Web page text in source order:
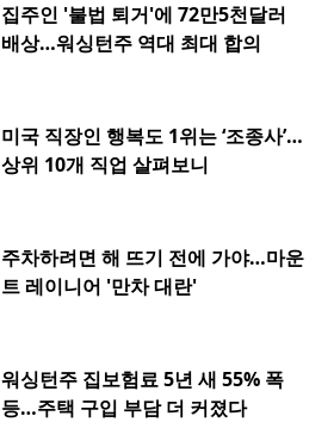
집주인 '불법 퇴거'에 72만5천달러
배상…워싱턴주 역대 최대 합의
미국 직장인 행복도 1위는 ‘조종사’…
상위 10개 직업 살펴보니
주차하려면 해 뜨기 전에 가야…마운
트 레이니어 '만차 대란'
워싱턴주 집보험료 5년 새 55% 폭
등…주택 구입 부담 더 커졌다